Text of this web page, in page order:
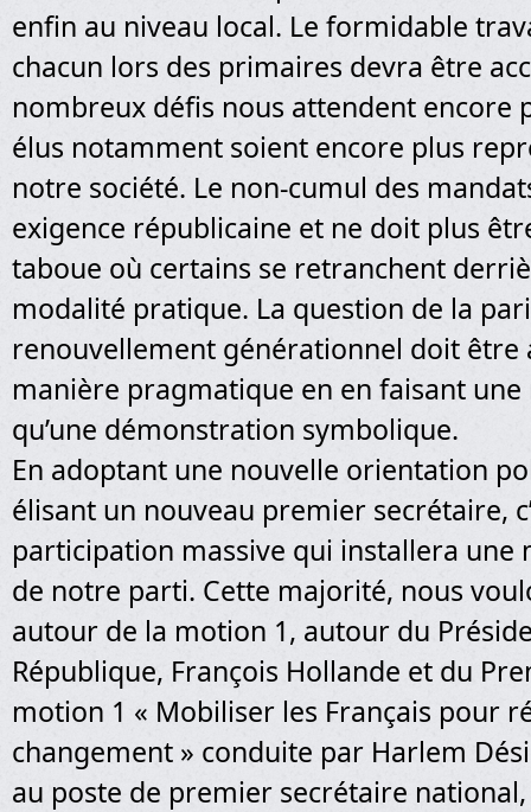
enfin au niveau local. Le formidable
chacun lors des primaires devra être
nombreux défis nous attendent encore
élus notamment soient encore plus
notre société. Le non-cumul des
exigence républicaine et ne doit plus
taboue où certains se retranchent
modalité pratique. La question de la
renouvellement générationnel doit être
manière pragmatique en en faisant
qu’une démonstration symbolique.
En adoptant une nouvelle orientation
élisant un nouveau premier secrétaire,
participation massive qui installera une
de notre parti. Cette majorité, nous
autour de la motion 1, autour du
République, François Hollande et du
motion 1 « Mobiliser les Français pour
changement » conduite par Harlem
au poste de premier secrétaire